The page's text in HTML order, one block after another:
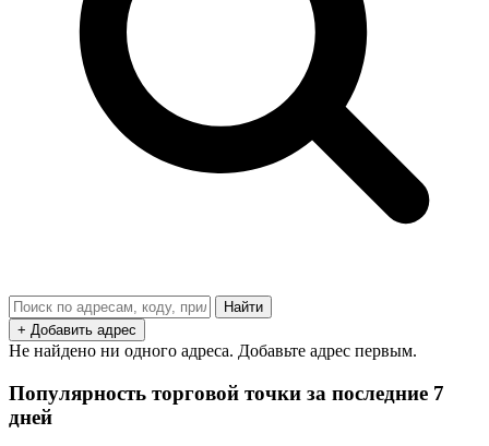
Найти
+ Добавить адрес
Не найдено ни одного адреса. Добавьте адрес первым.
Популярность торговой точки за последние 7
дней